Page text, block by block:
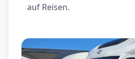
auf Reisen.